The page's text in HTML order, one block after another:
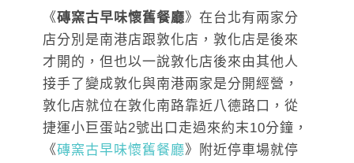
《磚窯古早味懷舊餐廳》在台北有兩家分
店分別是南港店跟敦化店，敦化店是後來
才開的，但也以一說敦化店後來由其他人
接手了變成敦化與南港兩家是分開經營，
敦化店就位在敦化南路靠近八德路口，從
捷運小巨蛋站2號出口走過來約末10分鐘，
《磚窯古早味懷舊餐廳》附近停車場就停